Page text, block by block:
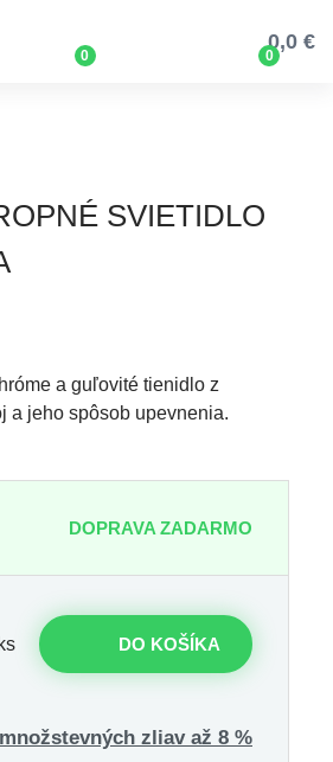
0 0
0,0 €
SVIETIDLO
a guľovité tienidlo z
a jeho spôsob upevnenia.
DOPRAVA ZADARMO
ks DO KOŠÍKA
zliav až 8 %